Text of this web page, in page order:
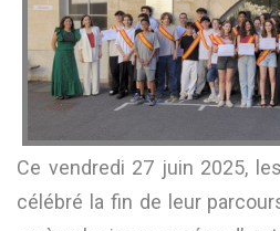
Ce vendredi 27 juin 2025,
célébré la fin de leur